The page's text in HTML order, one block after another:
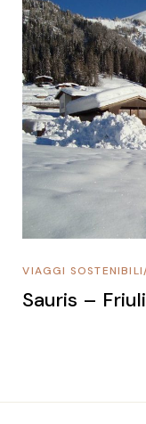
VIAGGI SOSTENIBILI
Sauris –